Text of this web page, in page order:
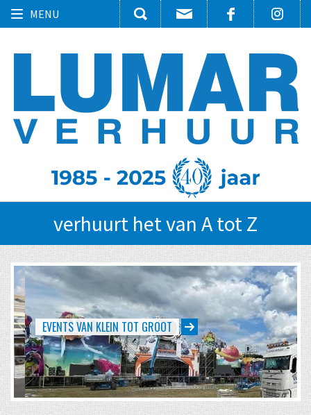
Toggle
MENU
verhuurt het van A tot Z
EVENTS VAN KLEIN TOT GROOT